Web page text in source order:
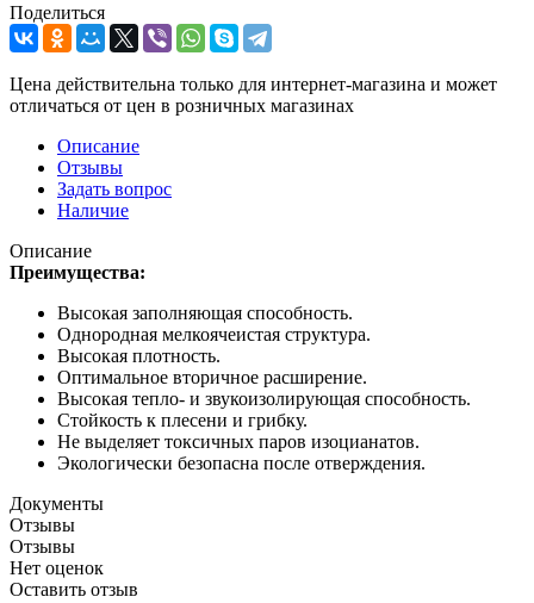
Поделиться
Цена действительна только для интернет-магазина и может
отличаться от цен в розничных магазинах
Описание
Отзывы
Задать вопрос
Наличие
Описание
Преимущества:
Высокая заполняющая способность.
Однородная мелкоячеистая структура.
Высокая плотность.
Оптимальное вторичное расширение.
Высокая тепло- и звукоизолирующая способность.
Стойкость к плесени и грибку.
Не выделяет токсичных паров изоцианатов.
Экологически безопасна после отверждения.
Документы
Отзывы
Отзывы
Нет оценок
Оставить отзыв